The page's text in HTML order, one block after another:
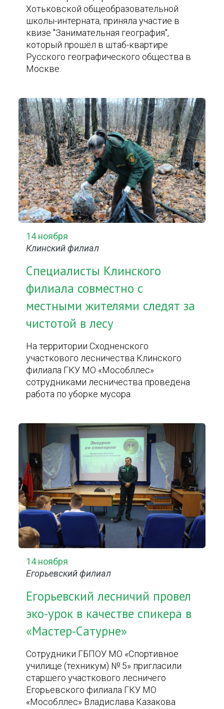
Хотьковской общеобразовательной
школы-интерната, приняла участие в
квизе "Занимательная география",
который прошёл в штаб-квартире
Русского географического общества в
Москве.
14 ноября
Клинский филиал
Специалисты Клинского
филиала совместно с
местными жителями следят за
чистотой в лесу
На территории Сходненского
участкового лесничества Клинского
филиала ГКУ МО «Мособллес»
сотрудниками лесничества проведена
работа по уборке мусора.
14 ноября
Егорьевский филиал
Егорьевский лесничий провел
эко-урок в качестве спикера в
«Мастер-Сатурне»
Сотрудники ГБПОУ МО «Спортивное
училище (техникум) № 5» пригласили
старшего участкового лесничего
Егорьевского филиала ГКУ МО
«Мособллес» Владислава Казакова